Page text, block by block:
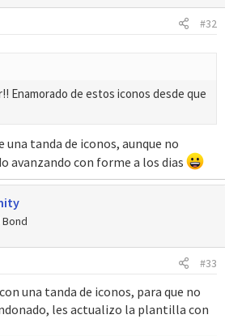
#32
Enamorado de estos iconos desde que
tanda de iconos, aunque no
avanzando con forme a los dias
#33
una tanda de iconos, para que no
les actualizo la plantilla con